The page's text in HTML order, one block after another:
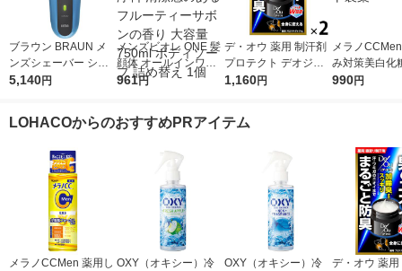
ブラウン BRAUN メ
ンズシェーバー シリ
ーズ3 3枚刃 お風呂剃
り
5,140円
メンズビオレ ONE 髪
顔体 オールインワン
全身洗浄料 清潔感の
ml ボディソープ 詰め
961円
デ・オウ 薬用 制汗剤
プロテクト デオジャ
ム 全身用 男性用 加齢
1,160円
メラノ
み対策美白化
ml ロート製薬
990円
LOHACOからのおすすめPRアイテム
メラノCCMen 薬用し OXY（オキシー）冷
OXY（オキシー）冷
デ・オウ 薬用